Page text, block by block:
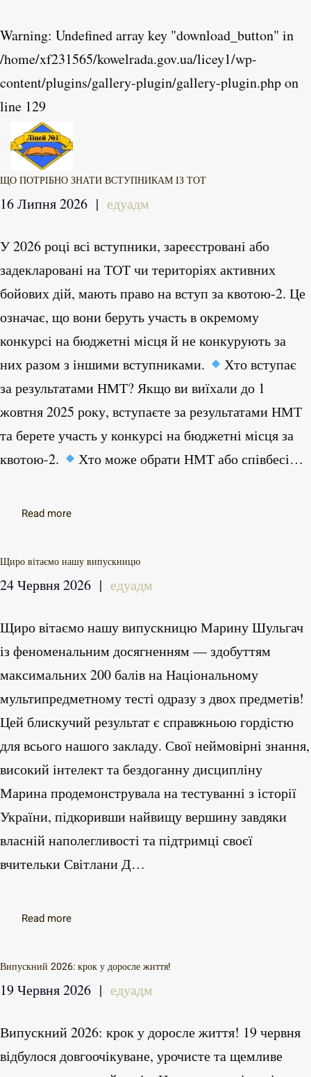
Warning: Undefined array key "download_button" in
/home/xf231565/kowelrada.gov.ua/licey1/wp-
content/plugins/gallery-plugin/gallery-plugin.phpon
line 129
Skip to main content
ЩО ПОТРІБНО ЗНАТИ ВСТУПНИКАМ ІЗ ТОТ
16 Липня 2026 | едуадм
У 2026 році всі вступники, зареєстровані або
задекларовані на ТОТ чи територіях активних
бойових дій, мають право на вступ за квотою-2. Це
означає, що вони беруть участь в окремому
конкурсі на бюджетні місця й не конкурують за
них разом з іншими вступниками.
Хто вступає
за результатами НМТ? Якщо ви виїхали до 1
жовтня 2025 року, вступаєте за результатами НМТ
та берете участь у конкурсі на бюджетні місця за
квотою-2.
Хто може обрати НМТ або співбесі…
Read more
Щиро вітаємо нашу випускницю
24 Червня 2026 | едуадм
Щиро вітаємо нашу випускницю Марину Шульгач
із феноменальним досягненням — здобуттям
максимальних 200 балів на Національному
мультипредметному тесті одразу з двох предметів!
Цей блискучий результат є справжньою гордістю
для всього нашого закладу. Свої неймовірні знання,
високий інтелект та бездоганну дисципліну
Марина продемонструвала на тестуванні з історії
України, підкоривши найвищу вершину завдяки
власній наполегливості та підтримці своєї
вчительки Світлани Д…
Read more
Випускний 2026: крок у доросле життя!
19 Червня 2026 | едуадм
Випускний 2026: крок у доросле життя! 19 червня
відбулося довгоочікуване, урочисте та щемливе